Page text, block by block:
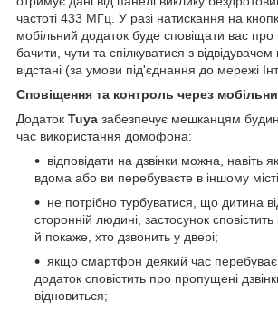
частоті 433 МГц. У разі натискання на
мобільний додаток буде сповіщати вас про
бачити, чути та спілкуватися з відвідувачем
відстані (за умови під'єднання до мережі
Сповіщення та контроль через
Додаток Tuya забезпечує мешканцям
час використання домофона:
відповідати на дзвінки можна, навіть
вдома або ви перебуваєте в іншому
не потрібно турбуватися, що дитина
сторонній людині, застосунок сповістить
й покаже, хто дзвонить у двері;
якщо смартфон деякий час перебуває
додаток сповістить про пропущені
відновиться;